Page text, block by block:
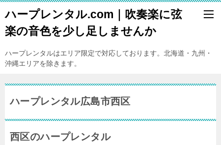
ハープレンタル.com｜吹奏楽に弦
楽の音色を少し足しませんか
ハープレンタルはエリア限定で対応しております。北海道・九州・
沖縄エリアを除きます。
ハープレンタル広島市西区
西区のハープレンタル